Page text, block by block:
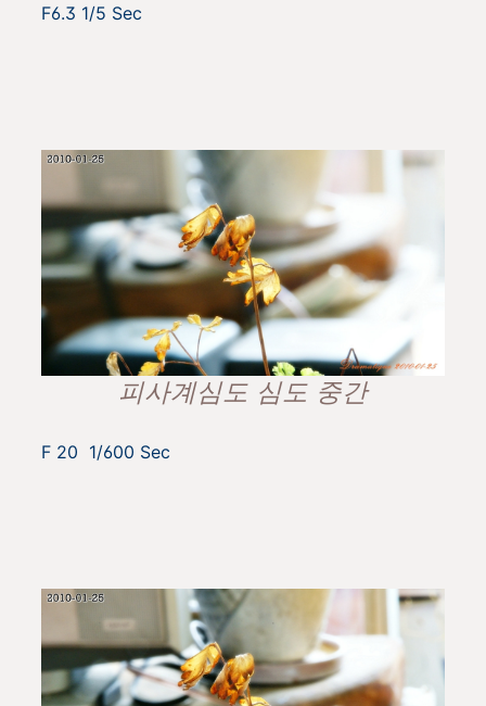
F6.3 1/5 Sec
피사계심도 심도 중간
F 20 1/600 Sec